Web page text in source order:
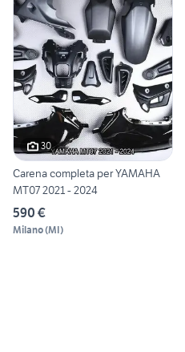
30
Carena completa per YAMAHA
MT07 2021 - 2024
590 €
Milano(MI)